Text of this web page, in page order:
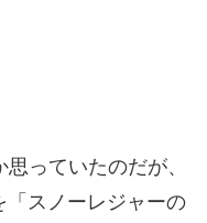
っていたのだが、
スノーレジャーの